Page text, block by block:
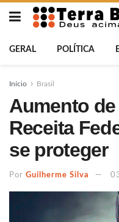
GERAL POLÍTICA
Início Brasil
Aumento
Receita
se proteger
Por Guilherme Silva